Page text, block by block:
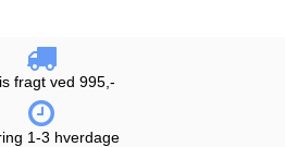
fragt ved 995,-
1-3 hverdage